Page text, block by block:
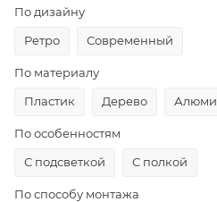
По дизайну
Ретро
Современный
По материалу
Пластик
Дерево
По особенностям
С подсветкой
С полкой
По способу монтажа